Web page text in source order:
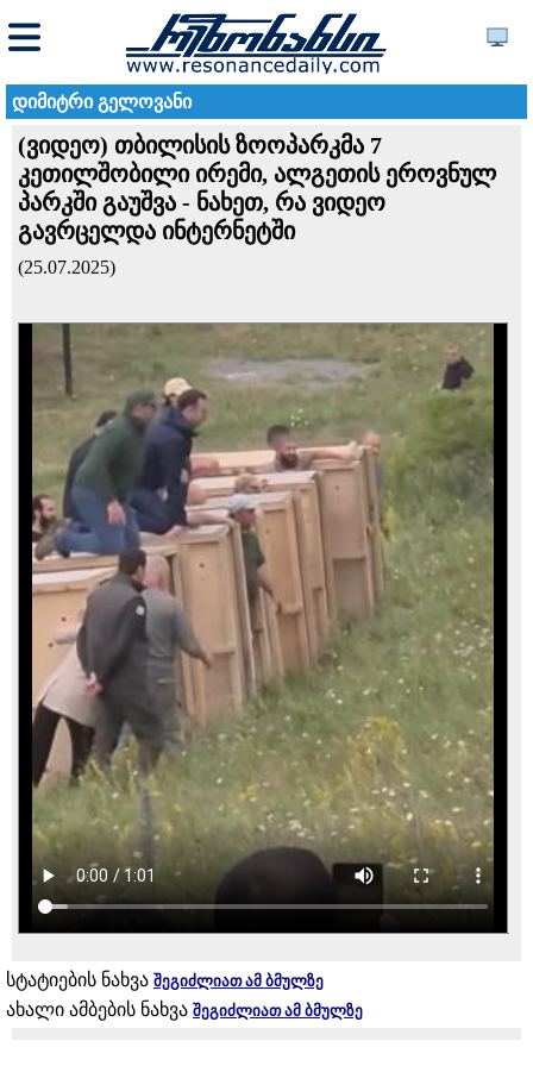
დიმიტრი გელოვანი
(ვიდეო) თბილისის ზოოპარკმა 7
კეთილშობილი ირემი, ალგეთის ეროვნულ
პარკში გაუშვა - ნახეთ, რა ვიდეო
გავრცელდა ინტერნეტში
(25.07.2025)
სტატიების ნახვა შეგიძლიათ ამ ბმულზე
ახალი ამბების ნახვა შეგიძლიათ ამ ბმულზე